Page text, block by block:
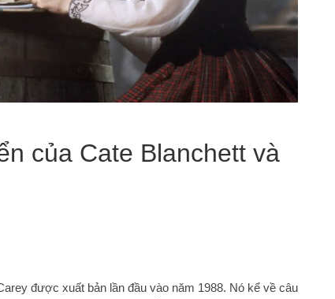
của Cate Blanchett và
được xuất bản lần đầu vào năm 1988. Nó kể về câu